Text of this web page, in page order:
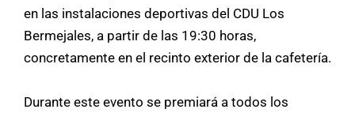
en las instalaciones deportivas del CDU Los
Bermejales, a partir de las 19:30 horas,
concretamente en el recinto exterior de la cafetería.
Durante este evento se premiará a todos los